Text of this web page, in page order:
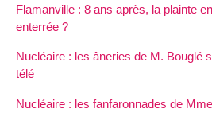
Flamanville : 8 ans après, la plainte
enterrée ?
Nucléaire : les âneries de M. Bouglé
télé
Nucléaire : les fanfaronnades de